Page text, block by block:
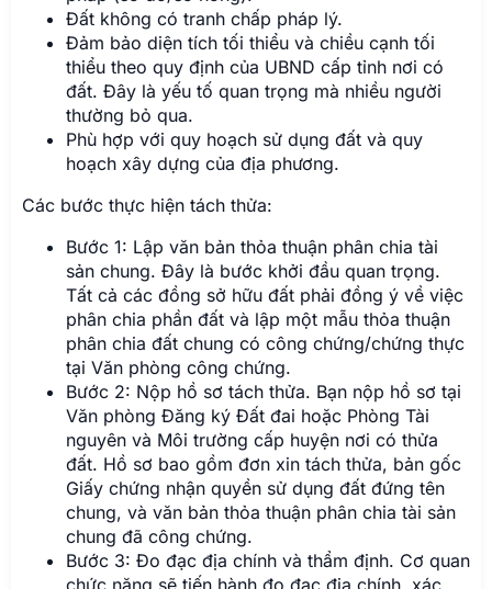
Đất không có tranh chấp pháp lý.
Đảm bảo diện tích tối thiểu và chiều cạnh tối
thiểu theo quy định của UBND cấp tỉnh nơi có
đất. Đây là yếu tố quan trọng mà nhiều người
thường bỏ qua.
Phù hợp với quy hoạch sử dụng đất và quy
hoạch xây dựng của địa phương.
Các bước thực hiện tách thửa:
Bước 1: Lập văn bản thỏa thuận phân chia tài
sản chung. Đây là bước khởi đầu quan trọng.
Tất cả các đồng sở hữu đất phải đồng ý về việc
phân chia phần đất và lập một mẫu thỏa thuận
phân chia đất chung có công chứng/chứng thực
tại Văn phòng công chứng.
Bước 2: Nộp hồ sơ tách thửa. Bạn nộp hồ sơ tại
Văn phòng Đăng ký Đất đai hoặc Phòng Tài
nguyên và Môi trường cấp huyện nơi có thửa
đất. Hồ sơ bao gồm đơn xin tách thửa, bản gốc
Giấy chứng nhận quyền sử dụng đất đứng tên
chung, và văn bản thỏa thuận phân chia tài sản
chung đã công chứng.
Bước 3: Đo đạc địa chính và thẩm định. Cơ quan
chức năng sẽ tiến hành đo đạc địa chính, xác